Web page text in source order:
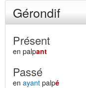
Gérondif
Présent
en palpant
Passé
en ayant palpé